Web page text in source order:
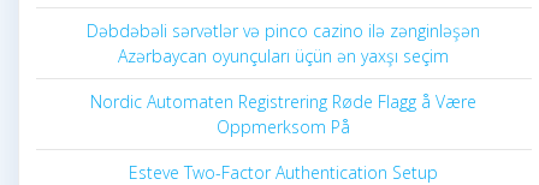
Dəbdəbəli sərvətlər və pinco cazino ilə zənginləşən
Azərbaycan oyunçuları üçün ən yaxşı seçim
Nordic Automaten Registrering Røde Flagg å Være
Oppmerksom På
Esteve Two-Factor Authentication Setup